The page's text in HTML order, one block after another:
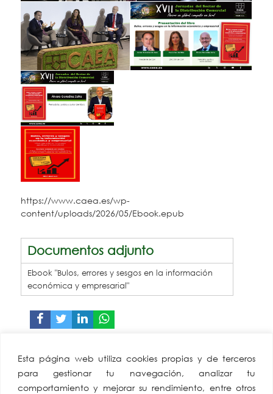
Esta página web utiliza cookies propias y de terceros
para gestionar tu navegación, analizar tu
comportamiento y mejorar su rendimiento, entre otros
https://www.caea.es/wp-
content/uploads/2026/05/Ebook.epub
Documentos adjunto
Ebook "Bulos, errores y sesgos en la información
económica y empresarial"
Confederación
Andaluza Empresarios